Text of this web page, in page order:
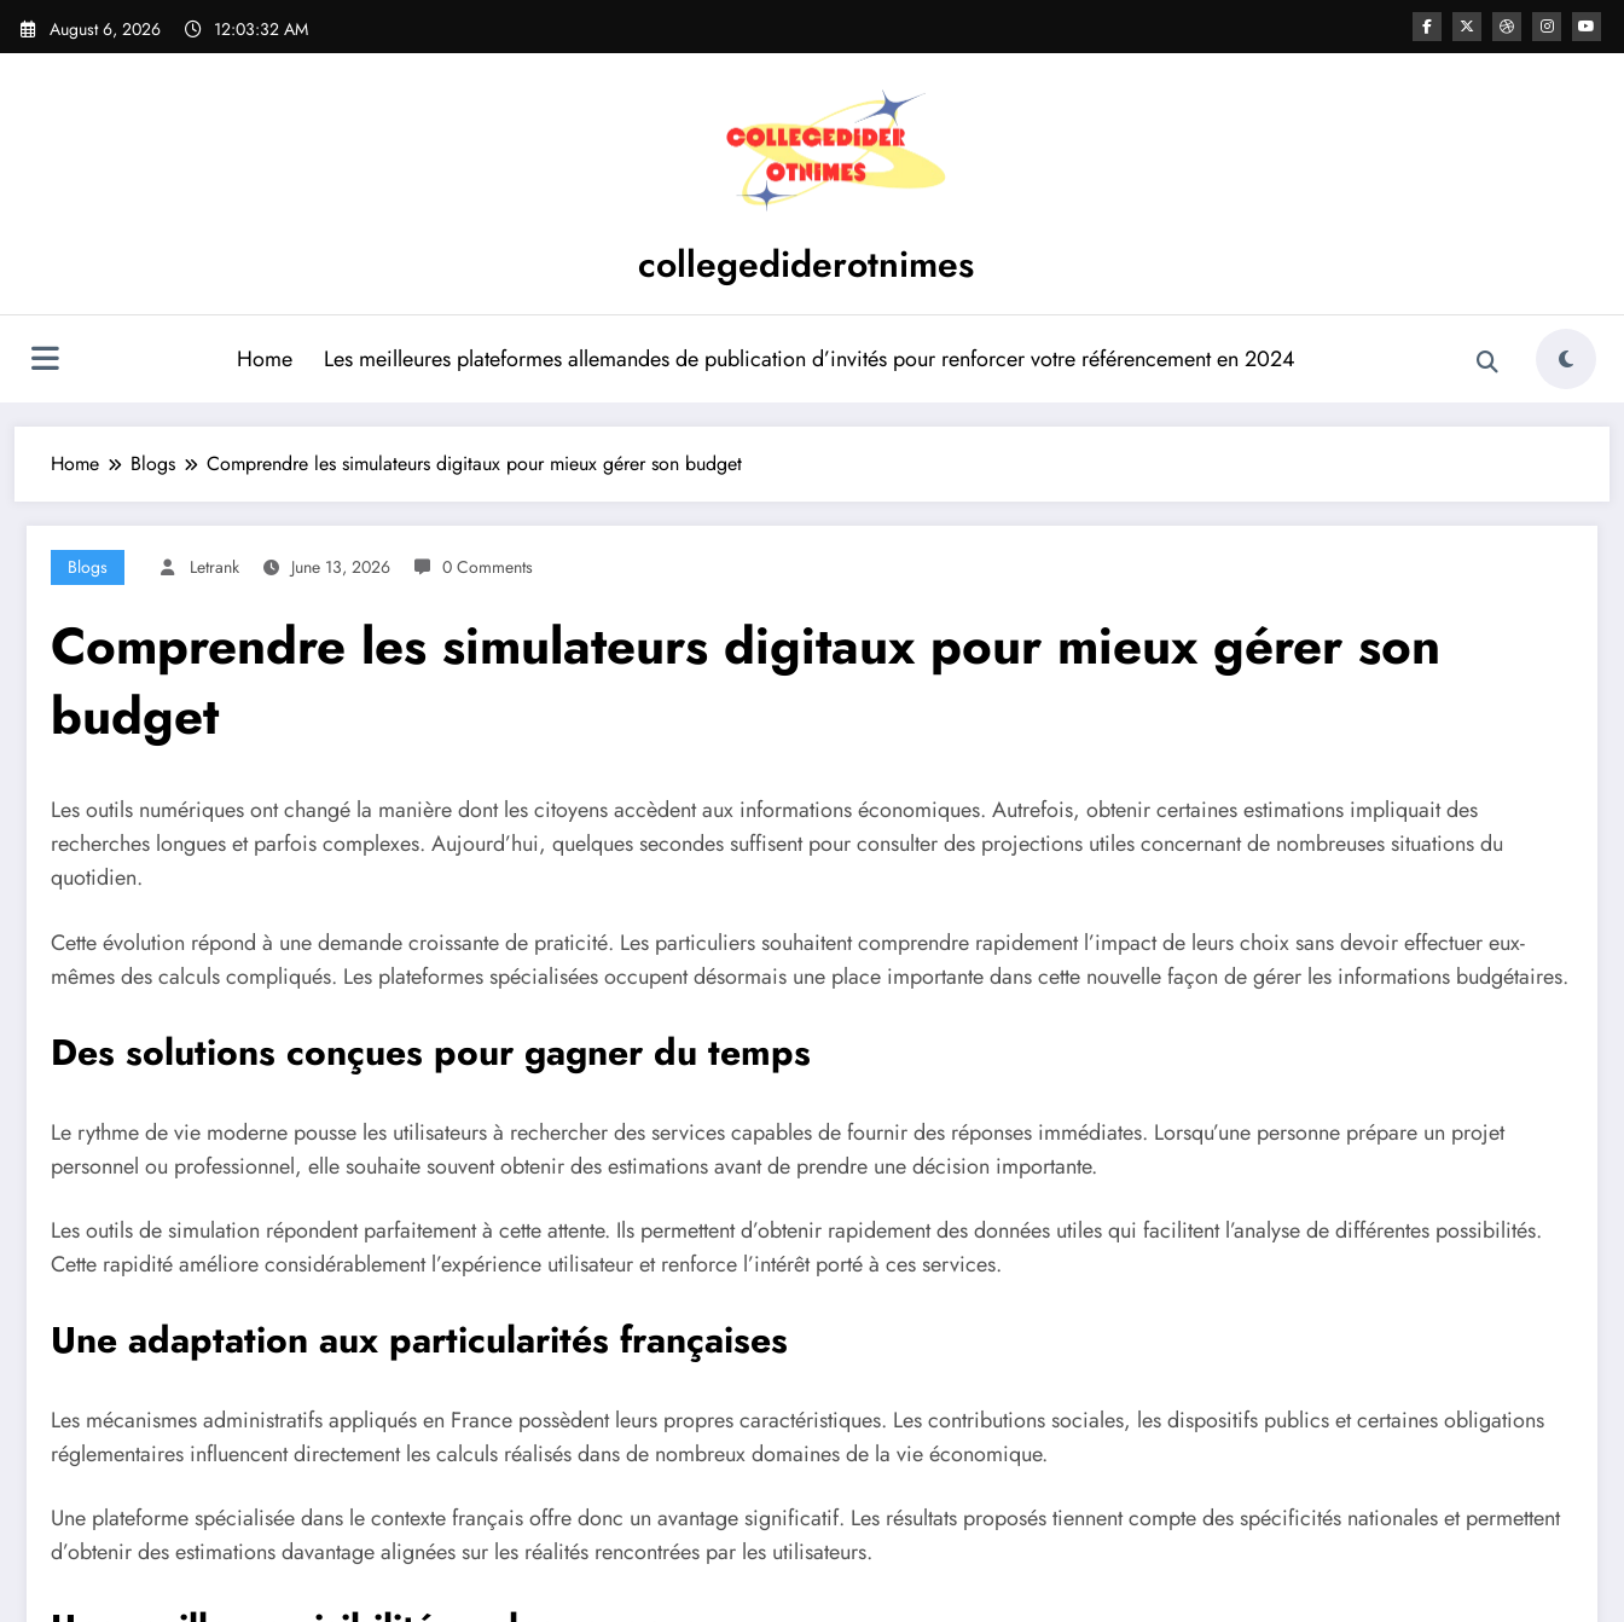
Skip
August 6, 2026 12:03:33 AM
collegediderotnimes
Home Les meilleures plateformes allemandes de publication d’invités pour renforcer votre référencement en 2024
Home Blogs Comprendre les simulateurs digitaux pour mieux gérer son budget
Blogs Letrank June 13, 2026 0 Comments
Comprendre les simulateurs digitaux pour mieux gérer son
budget
Les outils numériques ont changé la manière dont les citoyens accèdent aux informations économiques. Autrefois, obtenir certaines estimations impliquait des
recherches longues et parfois complexes. Aujourd’hui, quelques secondes suffisent pour consulter des projections utiles concernant de nombreuses situations du
quotidien.
Cette évolution répond à une demande croissante de praticité. Les particuliers souhaitent comprendre rapidement l’impact de leurs choix sans devoir effectuer eux-
mêmes des calculs compliqués. Les plateformes spécialisées occupent désormais une place importante dans cette nouvelle façon de gérer les informations budgétaires.
Des solutions conçues pour gagner du temps
Le rythme de vie moderne pousse les utilisateurs à rechercher des services capables de fournir des réponses immédiates. Lorsqu’une personne prépare un projet
personnel ou professionnel, elle souhaite souvent obtenir des estimations avant de prendre une décision importante.
Les outils de simulation répondent parfaitement à cette attente. Ils permettent d’obtenir rapidement des données utiles qui facilitent l’analyse de différentes possibilités.
Cette rapidité améliore considérablement l’expérience utilisateur et renforce l’intérêt porté à ces services.
Une adaptation aux particularités françaises
Les mécanismes administratifs appliqués en France possèdent leurs propres caractéristiques. Les contributions sociales, les dispositifs publics et certaines obligations
réglementaires influencent directement les calculs réalisés dans de nombreux domaines de la vie économique.
Une plateforme spécialisée dans le contexte français offre donc un avantage significatif. Les résultats proposés tiennent compte des spécificités nationales et permettent
d’obtenir des estimations davantage alignées sur les réalités rencontrées par les utilisateurs.